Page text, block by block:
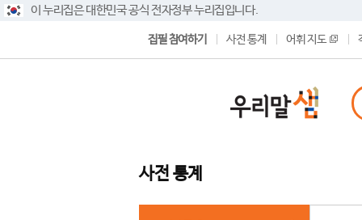
이 누리집은 대한민국 공식 전자정부 누리집입니다.
집필 참여하기 사전 통계 어휘 지도
사전 통계